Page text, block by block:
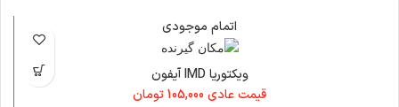
اتمام موجودی
ویکتوریا IMD آیفون
قیمت عادی105,000تومان